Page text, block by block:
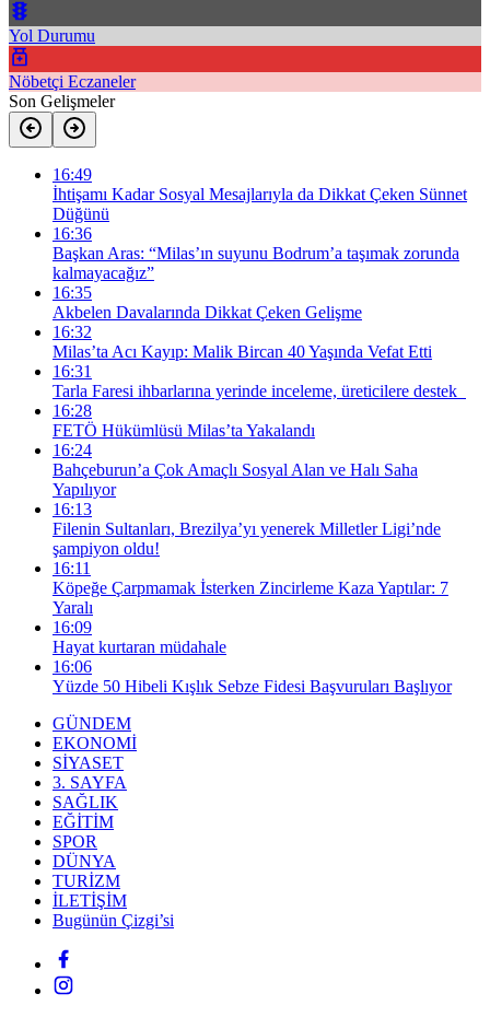
Yol Durumu
Nöbetçi Eczaneler
Son Gelişmeler
16:49
İhtişamı Kadar Sosyal Mesajlarıyla da Dikkat Çeken Sünnet
Düğünü
16:36
Başkan Aras: “Milas’ın suyunu Bodrum’a taşımak zorunda
kalmayacağız”
16:35
Akbelen Davalarında Dikkat Çeken Gelişme
16:32
Milas’ta Acı Kayıp: Malik Bircan 40 Yaşında Vefat Etti
16:31
Tarla Faresi ihbarlarına yerinde inceleme, üreticilere destek
16:28
FETÖ Hükümlüsü Milas’ta Yakalandı
16:24
Bahçeburun’a Çok Amaçlı Sosyal Alan ve Halı Saha
Yapılıyor
16:13
Filenin Sultanları, Brezilya’yı yenerek Milletler Ligi’nde
şampiyon oldu!
16:11
Köpeğe Çarpmamak İsterken Zincirleme Kaza Yaptılar: 7
Yaralı
16:09
Hayat kurtaran müdahale
16:06
Yüzde 50 Hibeli Kışlık Sebze Fidesi Başvuruları Başlıyor
GÜNDEM
EKONOMİ
SİYASET
3. SAYFA
SAĞLIK
EĞİTİM
SPOR
DÜNYA
TURİZM
İLETİŞİM
Bugünün Çizgi’si